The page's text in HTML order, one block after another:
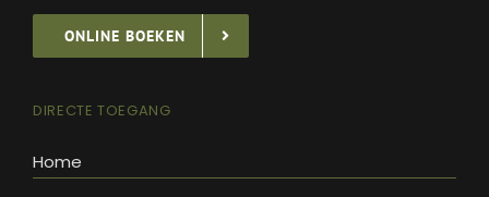
ONLINE BOEKEN
DIRECTE TOEGANG
Home